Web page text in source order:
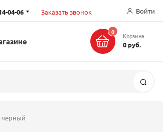
04-06 Заказать звонок Войти
0 Корзина
0 руб.
черный